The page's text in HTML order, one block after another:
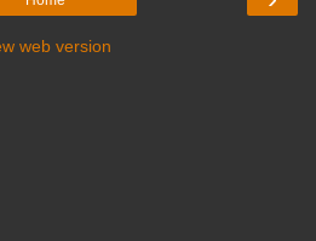
web version